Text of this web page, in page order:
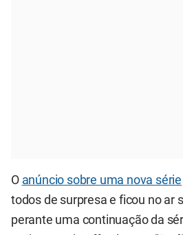
O anúncio sobre uma nova série
todos de surpresa e ficou no ar
perante uma continuação da